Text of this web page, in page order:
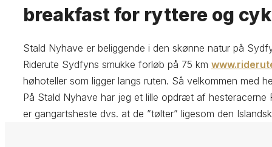
breakfast for ryttere og
Stald Nyhave er beliggende i den skønne natur på
Riderute Sydfyns smukke forløb på 75 km
høhoteller som ligger langs ruten. Så velkommen med
På Stald Nyhave har jeg et lille opdræt af
er gangartsheste dvs. at de ”tølter” ligesom den